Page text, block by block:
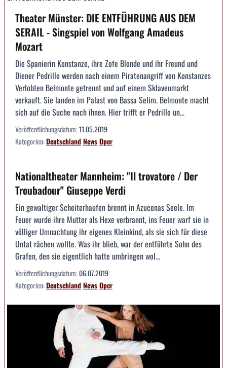
Theater Münster: DIE ENTFÜHRUNG AUS DEM
SERAIL - Singspiel von Wolfgang Amadeus
Mozart
Die Spanierin Konstanze, ihre Zofe Blonde und ihr Freund und
Diener Pedrillo werden nach einem Piratenangriff von Konstanzes
Verlobten Belmonte getrennt und auf einem Sklavenmarkt
verkauft. Sie landen im Palast von Bassa Selim. Belmonte macht
sich auf die Suche nach ihnen. Hier trifft er Pedrillo un...
Veröffentlichungsdatum:11.05.2019
Kategorien:DeutschlandNewsOper
Nationaltheater Mannheim: "Il trovatore / Der
Troubadour" Giuseppe Verdi
Ein gewaltiger Scheiterhaufen brennt in Azucenas Seele. Im
Feuer wurde ihre Mutter als Hexe verbrannt, ins Feuer warf sie in
völliger Umnachtung ihr eigenes Kleinkind, als sie sich für diese
Untat rächen wollte. Was ihr blieb, war der entführte Sohn des
Grafen, den sie eigentlich hatte umbringen wol...
Veröffentlichungsdatum:06.07.2019
Kategorien:DeutschlandNewsOper